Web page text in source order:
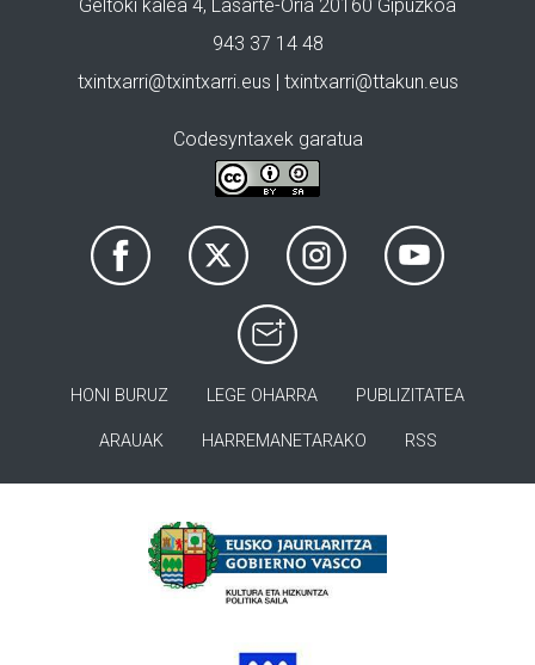
Geltoki kalea 4, Lasarte-Oria 20160 Gipuzkoa
943 37 14 48
txintxarri@txintxarri.eus | txintxarri@ttakun.eus
Codesyntaxek garatua
HONI BURUZ LEGE OHARRA PUBLIZITATEA
ARAUAK HARREMANETARAKO RSS